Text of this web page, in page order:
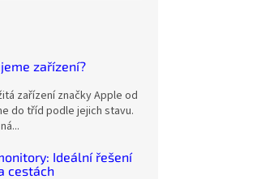
zařízení?
zařízení značky Apple od
do tříd podle jejich stavu.
Ideální řešení
cestách